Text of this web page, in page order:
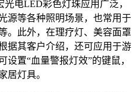
光电LED彩色灯珠应用广泛，
源等各种照明场景，也常用于
。此外，在理疗灯、美容面罩
据其客户介绍，还可应用于游
置“血量警报灯效”的键鼠，
居灯具。